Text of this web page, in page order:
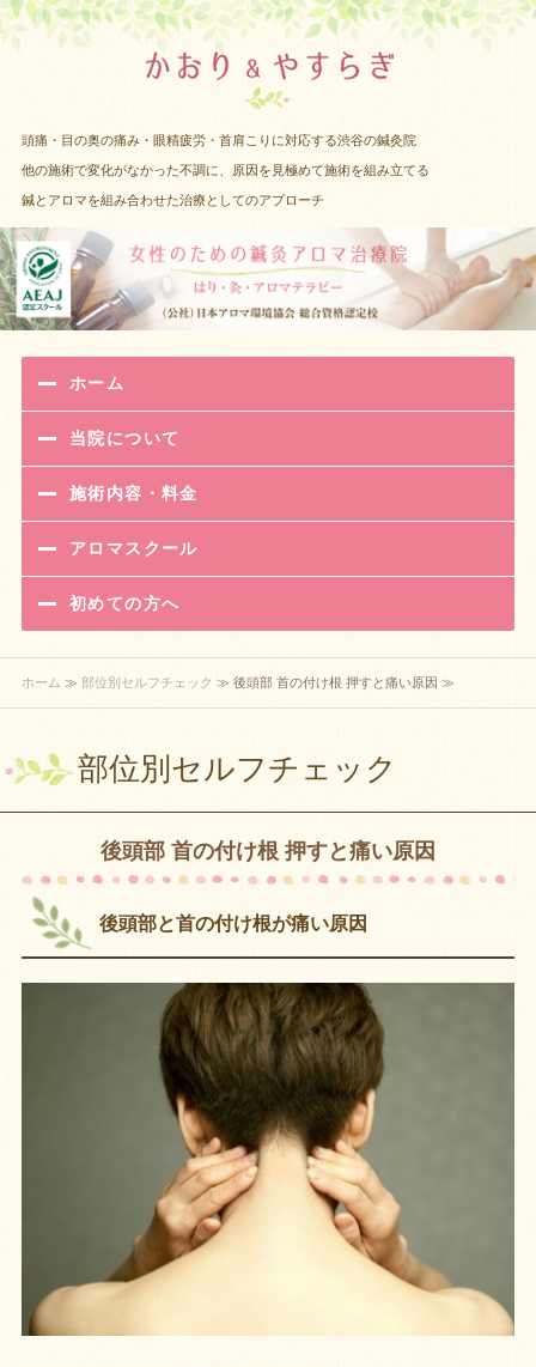
渋谷 女
頭痛・目の奥の痛み・眼精疲労・首肩こりに対応する渋谷の鍼灸院
他の施術で変化がなかった不調に、原因を見極めて施術を組み立てる
鍼とアロマを組み合わせた治療としてのアプローチ
ホーム
当院について
施術内容・料金
アロマスクール
初めての方へ
ホーム ≫ 部位別セルフチェック ≫ 後頭部 首の付け根 押すと痛い原因 ≫
部位別セルフチェック
後頭部 首の付け根 押すと痛い原因
後頭部と首の付け根が痛い原因